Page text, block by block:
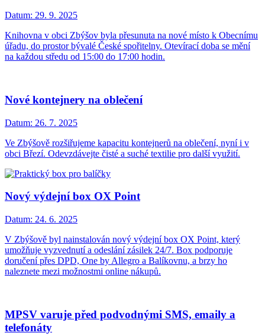
Datum: 29. 9. 2025
Knihovna v obci Zbýšov byla přesunuta na nové místo k Obecnímu
úřadu, do prostor bývalé České spořitelny. Otevírací doba se mění
na každou středu od 15:00 do 17:00 hodin.
Nové kontejnery na oblečení
Datum: 26. 7. 2025
Ve Zbýšově rozšiřujeme kapacitu kontejnerů na oblečení, nyní i v
obci Březí. Odevzdávejte čisté a suché textilie pro další využití.
Nový výdejní box OX Point
Datum: 24. 6. 2025
V Zbýšově byl nainstalován nový výdejní box OX Point, který
umožňuje vyzvednutí a odeslání zásilek 24/7. Box podporuje
doručení přes DPD, One by Allegro a Balíkovnu, a brzy ho
naleznete mezi možnostmi online nákupů.
MPSV varuje před podvodnými SMS, emaily a
telefonáty